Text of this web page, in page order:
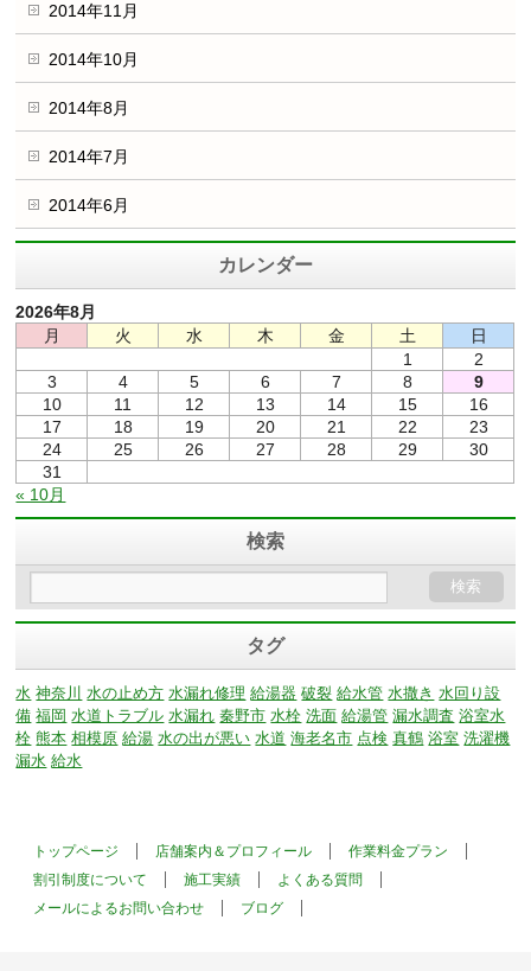
2014年11月
2014年10月
2014年8月
2014年7月
2014年6月
カレンダー
2026年8月
月
火 水 木 金 土
日
1
2
3
4 5 6 7 8
9
10
11 12 13 14 15
16
17
18 19 20 21 22
23
24
25 26 27 28 29
30
31
« 10月
検索
タグ
水 神奈川 水の止め方 水漏れ修理 給湯器 破裂 給水管 水撒き 水回り設
備 福岡 水道トラブル 水漏れ 秦野市 水栓 洗面 給湯管 漏水調査 浴室水
栓 熊本 相模原 給湯 水の出が悪い 水道 海老名市 点検 真鶴 浴室 洗濯機
漏水 給水
トップページ 店舗案内＆プロフィール
作業料金プラン
割引制度について
施工実績
よくある質問
メールによるお問い合わせ
ブログ